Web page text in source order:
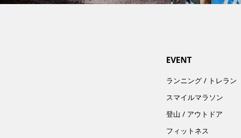
EVENT
ランニング / トレラン
スマイルマラソン
登山 / アウトドア
フィットネス